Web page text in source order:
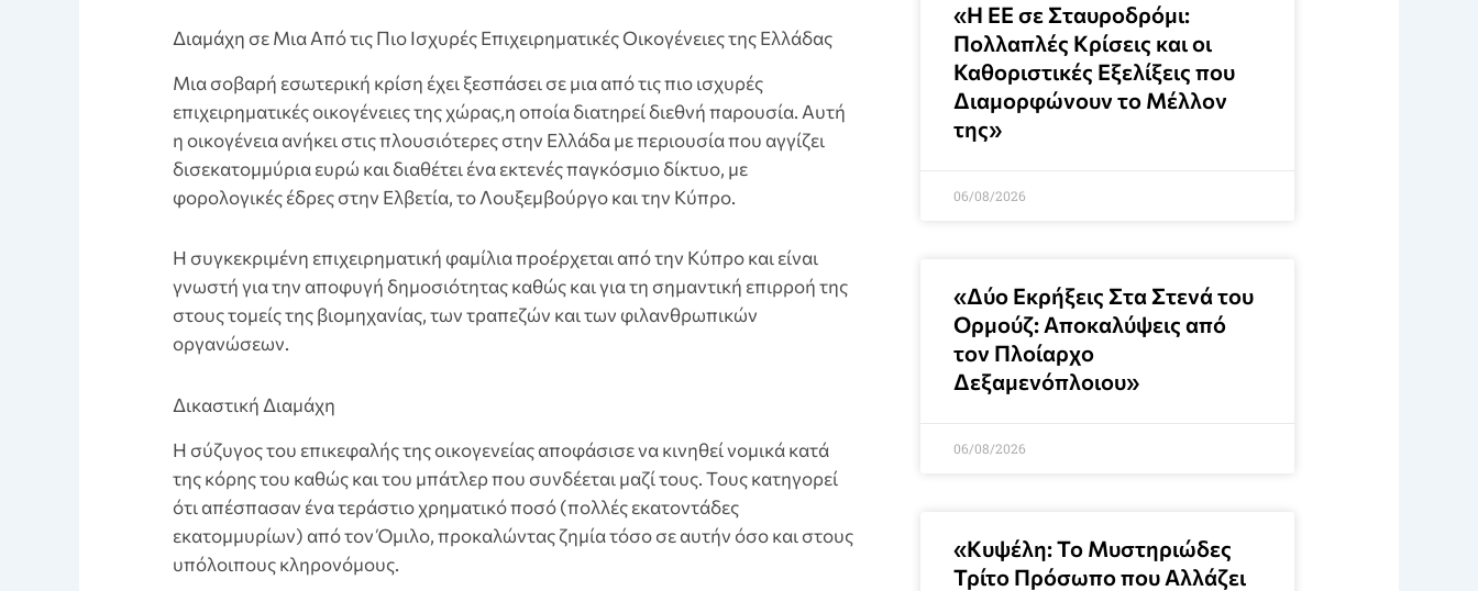
Διαμάχη σε Μια Από τις Πιο Ισχυρές Επιχειρηματικές Οικογένειες της Ελλάδας
Μια σοβαρή εσωτερική κρίση έχει ξεσπάσει σε μια από τις πιο ισχυρές
επιχειρηματικές οικογένειες της χώρας,η οποία διατηρεί διεθνή παρουσία. Αυτή
η οικογένεια ανήκει στις πλουσιότερες στην Ελλάδα με περιουσία που αγγίζει
δισεκατομμύρια ευρώ και διαθέτει ένα εκτενές παγκόσμιο δίκτυο, με
φορολογικές έδρες στην Ελβετία, το Λουξεμβούργο και την Κύπρο.
Η συγκεκριμένη επιχειρηματική φαμίλια προέρχεται από την Κύπρο και είναι
γνωστή για την αποφυγή δημοσιότητας καθώς και για τη σημαντική επιρροή της
στους τομείς της βιομηχανίας, των τραπεζών και των φιλανθρωπικών
οργανώσεων.
Δικαστική Διαμάχη
Η σύζυγος του επικεφαλής της οικογενείας αποφάσισε να κινηθεί νομικά κατά
της κόρης του καθώς και του μπάτλερ που συνδέεται μαζί τους. Τους κατηγορεί
ότι απέσπασαν ένα τεράστιο χρηματικό ποσό (πολλές εκατοντάδες
εκατομμυρίων) από τον Όμιλο, προκαλώντας ζημία τόσο σε αυτήν όσο και στους
υπόλοιπους κληρονόμους.
«Η ΕΕ σε Σταυροδρόμι:
Πολλαπλές Κρίσεις και οι
Καθοριστικές Εξελίξεις που
Διαμορφώνουν το Μέλλον
της»
06/08/2026
«Δύο Εκρήξεις Στα Στενά του
Ορμούζ: Αποκαλύψεις από
τον Πλοίαρχο
Δεξαμενόπλοιου»
06/08/2026
«Κυψέλη: Το Μυστηριώδες
Τρίτο Πρόσωπο που Αλλάζει